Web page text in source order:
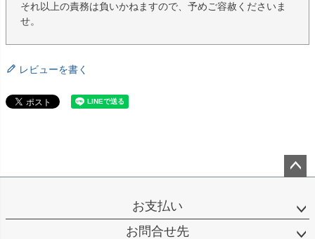
それ以上の責務は負いかねますので、予めご容赦くださいま
せ。
レビューを書く
ップ
お支払い
お問合せ先